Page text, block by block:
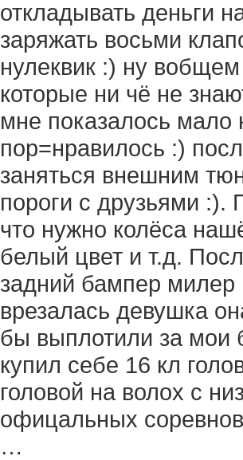
откладывать деньги
заряжать восьми
нулеквик :) ну
которые ни чё не
мне показалось мало
пор=нравилось :)
заняться внешним
пороги с друзьями :).
что нужно колёса
белый цвет и т.д.
задний бампер милер
врезалась девушка
бы выплотили за мои
купил себе 16 кл
головой на волох с
офицальных
…